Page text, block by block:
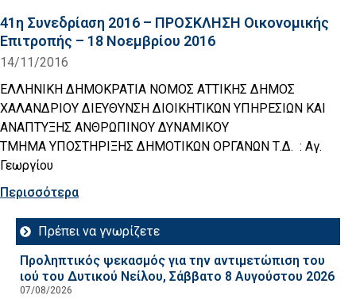
41η Συνεδρίαση 2016 – ΠΡΟΣΚΛΗΣΗ Οικονομικής
Επιτροπής – 18 Νοεμβρίου 2016
14/11/2016
ΕΛΛΗΝΙΚΗ ΔΗΜΟΚΡΑΤΙΑ ΝΟΜΟΣ ΑΤΤΙΚΗΣ ΔΗΜΟΣ
ΧΑΛΑΝΔΡΙΟΥ ΔΙΕΥΘΥΝΣΗ ΔΙΟΙΚΗΤΙΚΩΝ ΥΠΗΡΕΣΙΩΝ ΚΑΙ
ΑΝΑΠΤΥΞΗΣ ΑΝΘΡΩΠΙΝΟΥ ΔΥΝΑΜΙΚΟΥ
ΤΜΗΜΑ ΥΠΟΣΤΗΡΙΞΗΣ ΔΗΜΟΤΙΚΩΝ ΟΡΓΑΝΩΝ Τ.Δ. : Αγ.
Γεωργίου
Περισσότερα
Πρέπει να γνωρίζετε
Προληπτικός ψεκασμός για την αντιμετώπιση του
ιού του Δυτικού Νείλου, Σάββατο 8 Αυγούστου 2026
07/08/2026